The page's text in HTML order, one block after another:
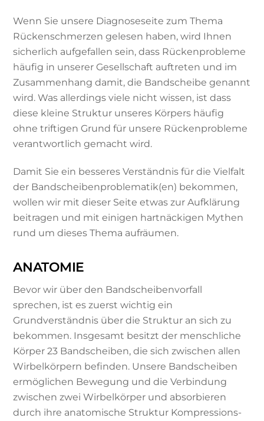
Wenn Sie unsere Diagnoseseite zum Thema
Rückenschmerzen gelesen haben, wird Ihnen
sicherlich aufgefallen sein, dass Rückenprobleme
häufig in unserer Gesellschaft auftreten und im
Zusammenhang damit, die Bandscheibe genannt
wird. Was allerdings viele nicht wissen, ist dass
diese kleine Struktur unseres Körpers häufig
ohne triftigen Grund für unsere Rückenprobleme
verantwortlich gemacht wird.
Damit Sie ein besseres Verständnis für die Vielfalt
der Bandscheibenproblematik(en) bekommen,
wollen wir mit dieser Seite etwas zur Aufklärung
beitragen und mit einigen hartnäckigen Mythen
rund um dieses Thema aufräumen.
ANATOMIE
Bevor wir über den Bandscheibenvorfall
sprechen, ist es zuerst wichtig ein
Grundverständnis über die Struktur an sich zu
bekommen. Insgesamt besitzt der menschliche
Körper 23 Bandscheiben, die sich zwischen allen
Wirbelkörpern befinden. Unsere Bandscheiben
ermöglichen Bewegung und die Verbindung
zwischen zwei Wirbelkörper und absorbieren
durch ihre anatomische Struktur Kompressions-